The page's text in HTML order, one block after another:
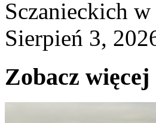
Sczanieckich
Sierpień 3,
Zobacz więcej